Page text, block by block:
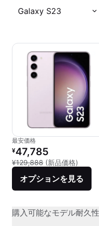
Galaxy S23
最安価格
リファービッシュ品の価格：
¥47,785
¥129,888 (新品価格) 新品
オプションを見る
購入可能なモデル耐久性